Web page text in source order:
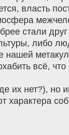
власть
стали друг
либо
всё, что
их нет?), но
характера